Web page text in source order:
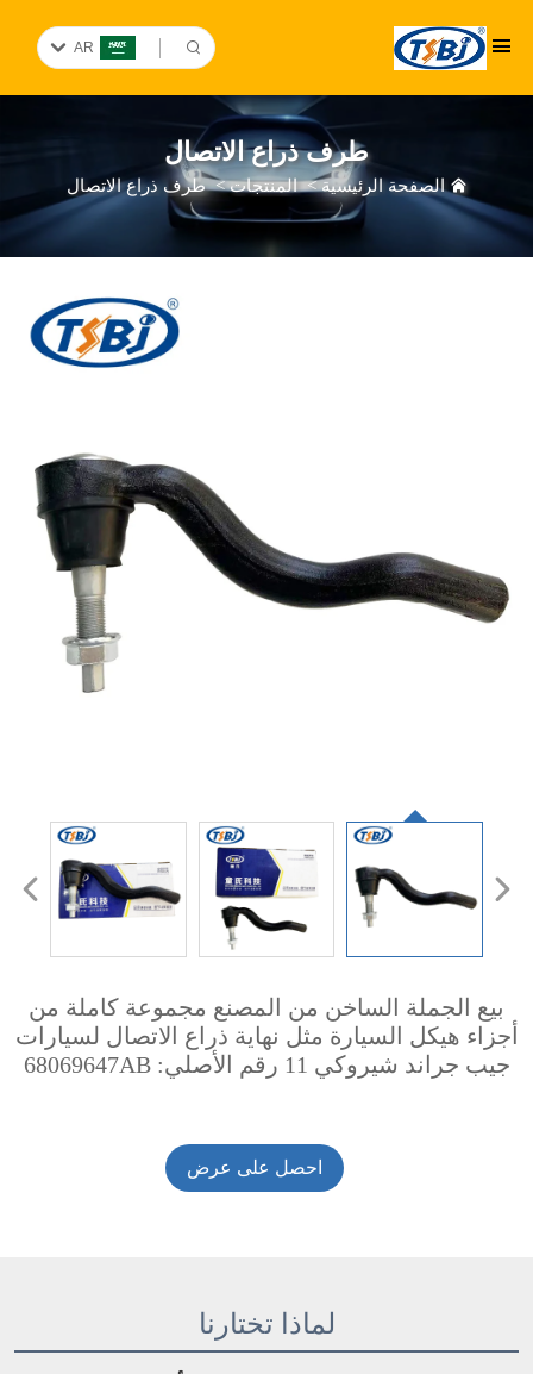
AR
طرف ذراع الاتصال
الصفحة الرئيسية>المنتجات>طرف ذراع الاتصال
بيع الجملة الساخن من المصنع مجموعة كاملة من
أجزاء هيكل السيارة مثل نهاية ذراع الاتصال لسيارات
جيب جراند شيروكي 11 رقم الأصلي: 68069647AB
احصل على عرض
لماذا تختارنا